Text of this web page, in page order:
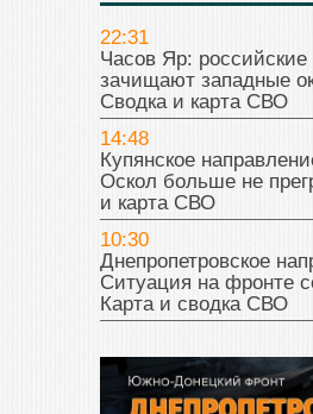
22:31
Часов Яр: российские
зачищают западные
Сводка и карта СВО
14:48
Купянское
Оскол больше не
и карта СВО
10:30
Днепропетровское
Ситуация на фронте
Карта и сводка СВО